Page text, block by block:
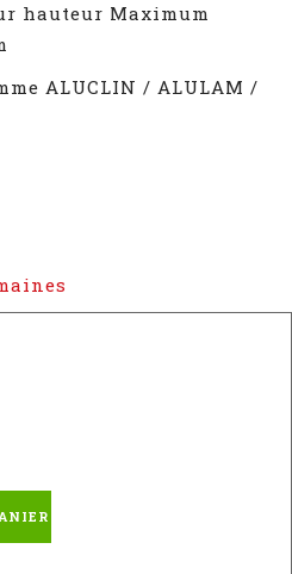
hauteur Maximum
ALUCLIN / ALULAM /